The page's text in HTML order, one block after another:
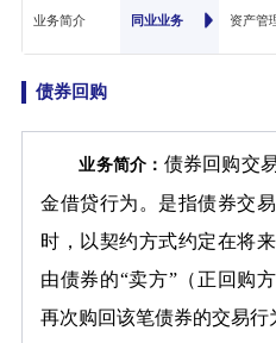
业务简介 同业业务 资产管
债券回购
业务简介： 债券回购交
金借贷行为。是指债券交
时，以契约方式约定在将
由债券的“卖方”（正回购
再次购回该笔债券的交易行